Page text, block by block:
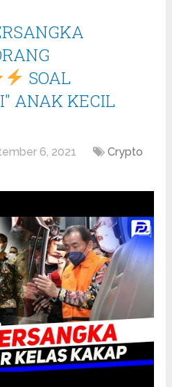
SOAL
ANAK KECIL
6, 2021
Crypto